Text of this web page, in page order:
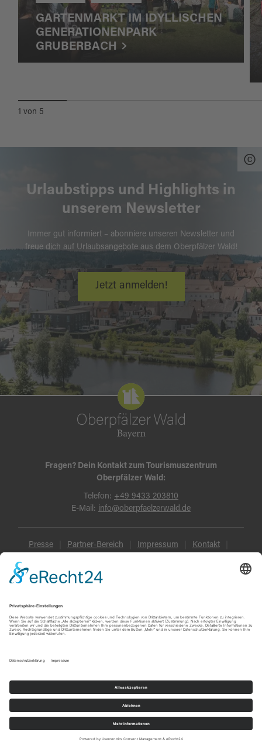
GARTENMARKT IM IDYLLISCHEN
GENERATIONENPARK
GRUBERBACH
1 von 5
Urlaubstipps und Highlights in
unserem Newsletter
Immer gut informiert – abonniere unseren Newsletter und
freue dich auf Urlaubsangebote aus dem Oberpfälzer Wald!
Jetzt anmelden!
Fragen? Dein Kontakt zum Tourismuszentrum
Oberpfälzer Wald:
Telefon: +49 9433 203810
E-Mail: info@oberpfaelzerwald.de
Presse Partner-Bereich Impressum Kontakt
Datenschutz
© Oberpfälzer Wald 2026
Erlebnisse